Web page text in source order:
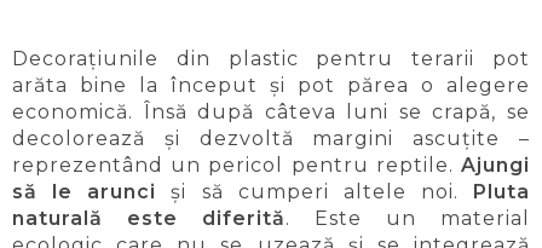
Decorațiunile din plastic pentru terarii pot
arăta bine la început și pot părea o alegere
economică. Însă după câteva luni se crapă, se
decolorează și dezvoltă margini ascuțite –
reprezentând un pericol pentru reptile. Ajungi
să le arunci
și să cumperi altele noi.
Pluta
naturală este diferită. Este un material